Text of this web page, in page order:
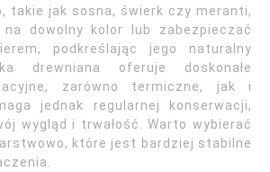
takie jak sosna, świerk czy meranti,
dowolny kolor lub zabezpieczać
podkreślając jego naturalny
drewniana oferuje doskonałe
zarówno termiczne, jak i
jednak regularnej konserwacji,
wygląd i trwałość. Warto wybierać
które jest bardziej stabilne